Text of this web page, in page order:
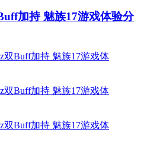
加持 魅族17游戏体验分